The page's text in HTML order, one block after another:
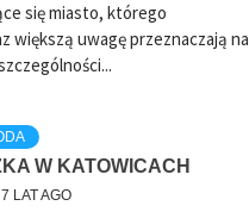
się miasto, którego
większą uwagę przeznaczają na
W KATOWICACH
7 LAT AGO